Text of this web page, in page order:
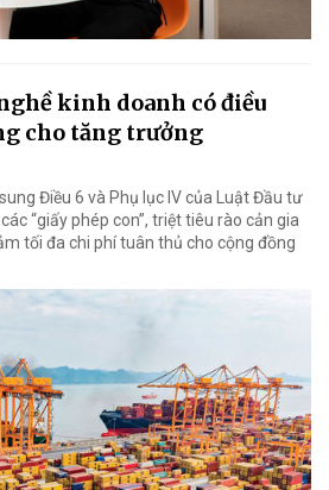
kinh doanh có điều
cho tăng trưởng
Điều 6 và Phụ lục IV của Luật Đầu tư
“giấy phép con”, triệt tiêu rào cản gia
tối đa chi phí tuân thủ cho cộng đồng